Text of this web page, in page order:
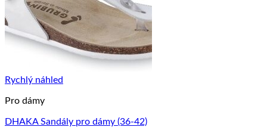
Rychlý náhled
Pro dámy
DHAKA Sandály pro dámy (36-42)